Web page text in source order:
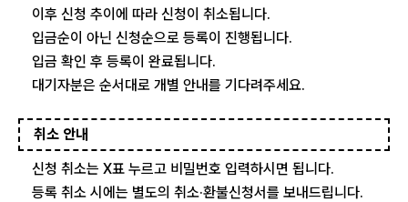
이후 신청 추이에 따라 신청이 취소됩니다.
입금순이 아닌 신청순으로 등록이 진행됩니다.
입금 확인 후 등록이 완료됩니다.
대기자분은 순서대로 개별 안내를 기다려주세요.
취소 안내
신청 취소는 X표 누르고 비밀번호 입력하시면 됩니다.
등록 취소 시에는 별도의 취소·환불신청서를 보내드립니다.